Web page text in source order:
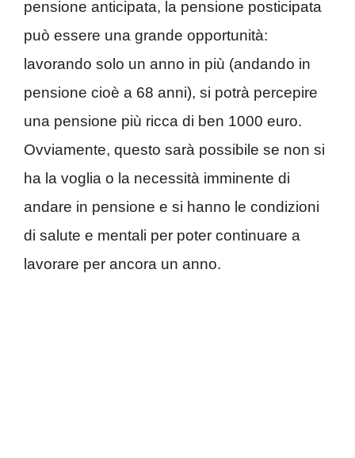
pensione anticipata, la pensione posticipata
può essere una grande opportunità:
lavorando solo un anno in più (andando in
pensione cioè a 68 anni), si potrà percepire
una pensione più ricca di ben 1000 euro.
Ovviamente, questo sarà possibile se non si
ha la voglia o la necessità imminente di
andare in pensione e si hanno le condizioni
di salute e mentali per poter continuare a
lavorare per ancora un anno.